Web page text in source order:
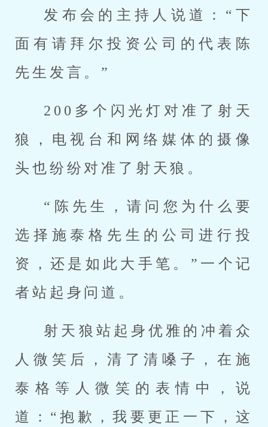
发布会的主持人说道：“下
面有请拜尔投资公司的代表陈
先生发言。”
200多个闪光灯对准了射天
狼，电视台和网络媒体的摄像
头也纷纷对准了射天狼。
“陈先生，请问您为什么要
选择施泰格先生的公司进行投
资，还是如此大手笔。”一个记
者站起身问道。
射天狼站起身优雅的冲着众
人微笑后，清了清嗓子，在施
泰格等人微笑的表情中，说
道：“抱歉，我要更正一下，这